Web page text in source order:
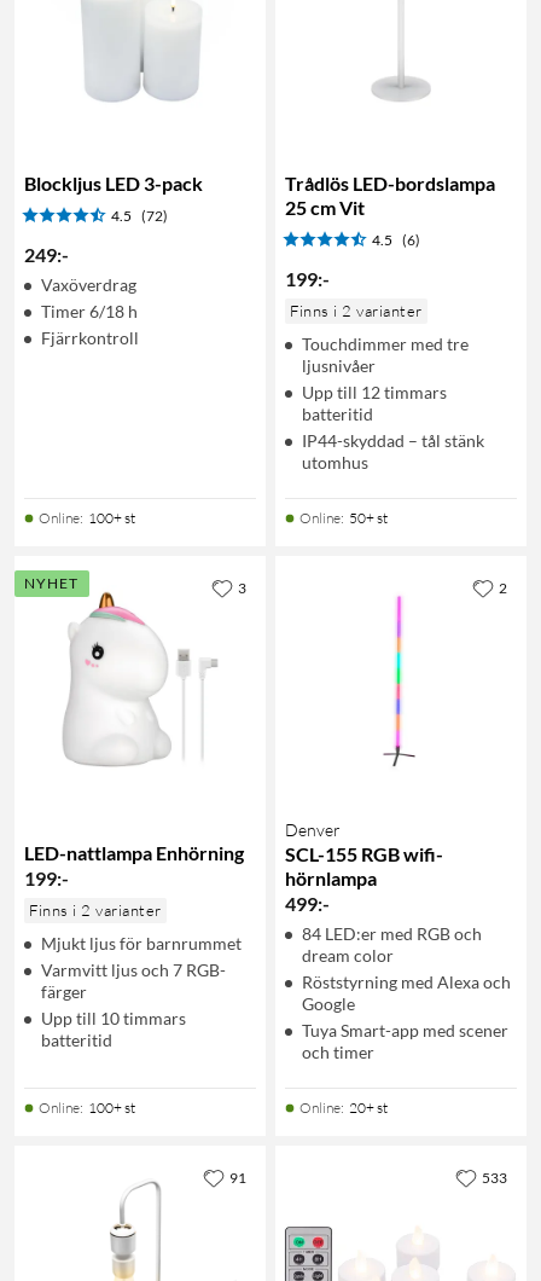
Blockljus LED 3-pack
4.5 (72)
249:-
Vaxöverdrag
Timer 6/18 h
Fjärrkontroll
Online: 100+ st
Trådlös LED-bordslampa
25 cm Vit
4.5 (6)
199:-
Finns i 2 varianter
Touchdimmer med tre
ljusnivåer
Upp till 12 timmars
batteritid
IP44-skyddad – tål stänk
utomhus
Online: 50+ st
NYHET
LED-nattlampa Enhörning
199:-
Finns i 2 varianter
Mjukt ljus för barnrummet
Varmvitt ljus och 7 RGB-
färger
Upp till 10 timmars
batteritid
Online: 100+ st
3
Denver
SCL-155 RGB wifi-
hörnlampa
499:-
84 LED:er med RGB och
dream color
Röststyrning med Alexa och
Google
Tuya Smart-app med scener
och timer
Online: 20+ st
2
91 533